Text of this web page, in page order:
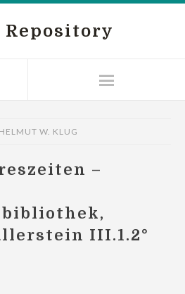
Repository
HELMUT W. KLUG
–
III.1.2°